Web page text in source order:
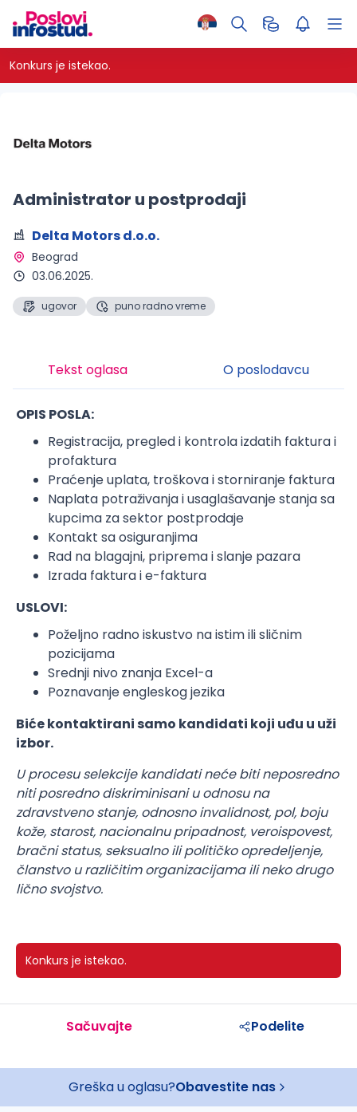
Konkurs je istekao.
Administrator u postprodaji
Delta Motors d.o.o.
Beograd
03.06.2025.
ugovor puno radno vreme
Tekst oglasa O poslodavcu
OPIS POSLA:
Registracija, pregled i kontrola izdatih faktura i
profaktura
Praćenje uplata, troškova i storniranje faktura
Naplata potraživanja i usaglašavanje stanja sa
kupcima za sektor postprodaje
Kontakt sa osiguranjima
Rad na blagajni, priprema i slanje pazara
Izrada faktura i e-faktura
USLOVI:
Poželjno radno iskustvo na istim ili sličnim
pozicijama
Srednji nivo znanja Excel-a
Poznavanje engleskog jezika
Biće kontaktirani samo kandidati koji uđu u uži
izbor.
U procesu selekcije kandidati neće biti neposredno
niti posredno diskriminisani u odnosu na
zdravstveno stanje, odnosno invalidnost, pol, boju
kože, starost, nacionalnu pripadnost, veroispovest,
bračni status, seksualno ili političko opredeljenje,
članstvo u različitim organizacijama ili neko drugo
lično svojstvo.
Konkurs je istekao.
Sačuvajte Podelite
Greška u oglasu?Obavestite nas